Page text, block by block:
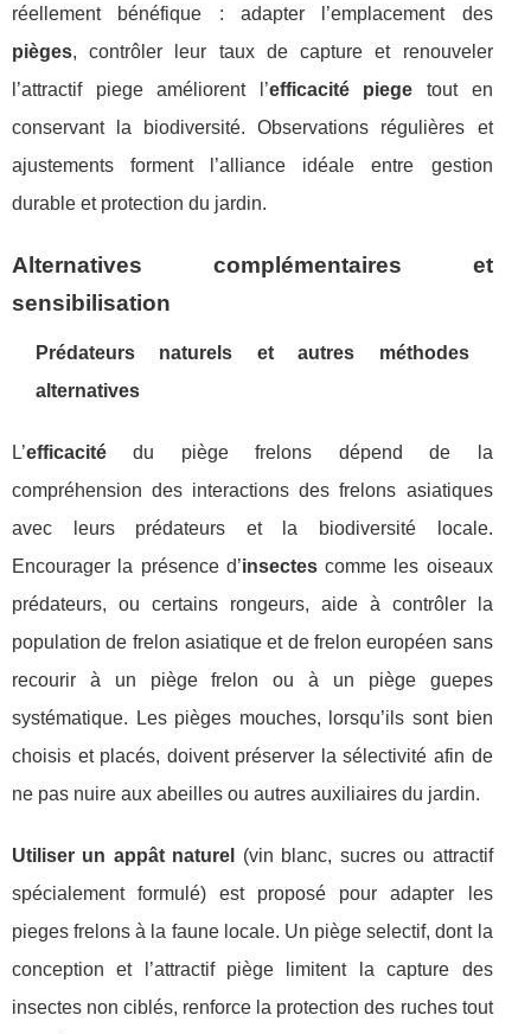
réellement bénéfique : adapter l’emplacement des
pièges, contrôler leur taux de capture et renouveler
l’attractif piege améliorent l’efficacité piege tout en
conservant la biodiversité. Observations régulières et
ajustements forment l’alliance idéale entre gestion
durable et protection du jardin.
Alternatives complémentaires et
sensibilisation
Prédateurs naturels et autres méthodes
alternatives
L’efficacité du piège frelons dépend de la
compréhension des interactions des frelons asiatiques
avec leurs prédateurs et la biodiversité locale.
Encourager la présence d’insectescomme les oiseaux
prédateurs, ou certains rongeurs, aide à contrôler la
population de frelon asiatique et de frelon européen sans
recourir à un piège frelon ou à un piège guepes
systématique. Les pièges mouches, lorsqu’ils sont bien
choisis et placés, doivent préserver la sélectivité afin de
ne pas nuire aux abeilles ou autres auxiliaires du jardin.
Utiliser un appât naturel
(vin blanc, sucres ou attractif
spécialement formulé) est proposé pour adapter les
pieges frelons à la faune locale. Un piège selectif, dont la
conception et l’attractif piège limitent la capture des
insectes non ciblés, renforce la protection des ruches tout